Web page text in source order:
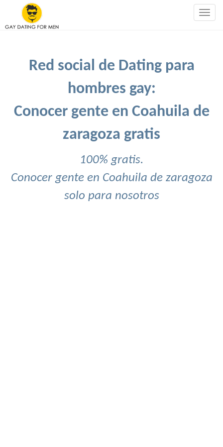
Red social de Dating para
hombres gay:
Conocer gente en Coahuila de
zaragoza gratis
100% gratis.
Conocer gente en Coahuila de zaragoza
solo para nosotros